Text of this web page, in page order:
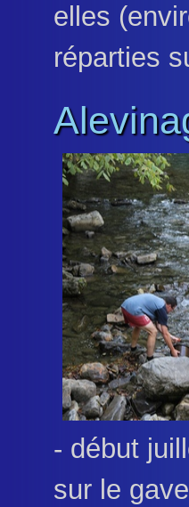
elles
réparties
- début
sur le gave